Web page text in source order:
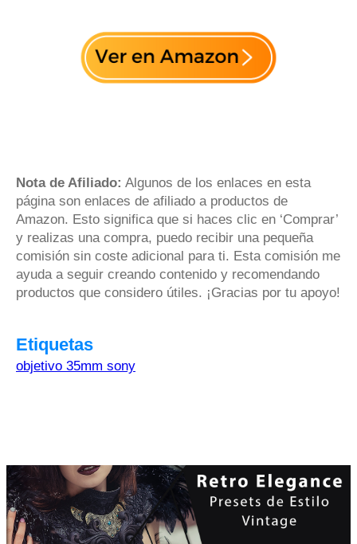
Nota de Afiliado: Algunos de los enlaces en esta
página son enlaces de afiliado a productos de
Amazon. Esto significa que si haces clic en ‘Comprar’
y realizas una compra, puedo recibir una pequeña
comisión sin coste adicional para ti. Esta comisión me
ayuda a seguir creando contenido y recomendando
productos que considero útiles. ¡Gracias por tu apoyo!
Etiquetas
objetivo 35mm sony